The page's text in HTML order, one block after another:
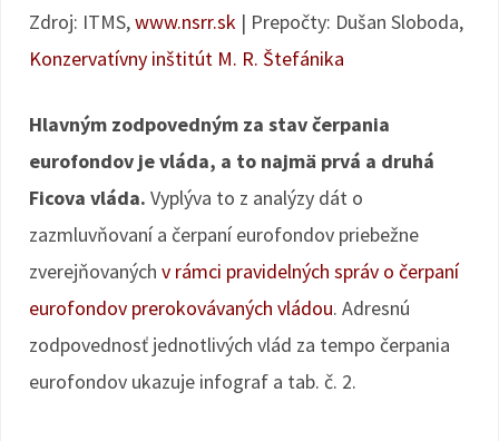
Zdroj: ITMS,www.nsrr.sk | Prepočty: Dušan Sloboda,
Konzervatívny inštitút M. R. Štefánika
Hlavným zodpovedným za stav čerpania
eurofondov je vláda, a to najmä prvá a druhá
Ficova vláda. Vyplýva to z analýzy dát o
zazmluvňovaní a čerpaní eurofondov priebežne
zverejňovaných v rámci pravidelných správ o čerpaní
eurofondov prerokovávaných vládou. Adresnú
zodpovednosť jednotlivých vlád za tempo čerpania
eurofondov ukazuje infograf a tab. č. 2.